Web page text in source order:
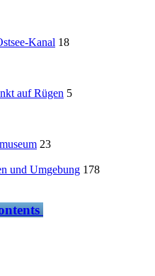
Kanal 18
auf Rügen 5
23
und Umgebung 178